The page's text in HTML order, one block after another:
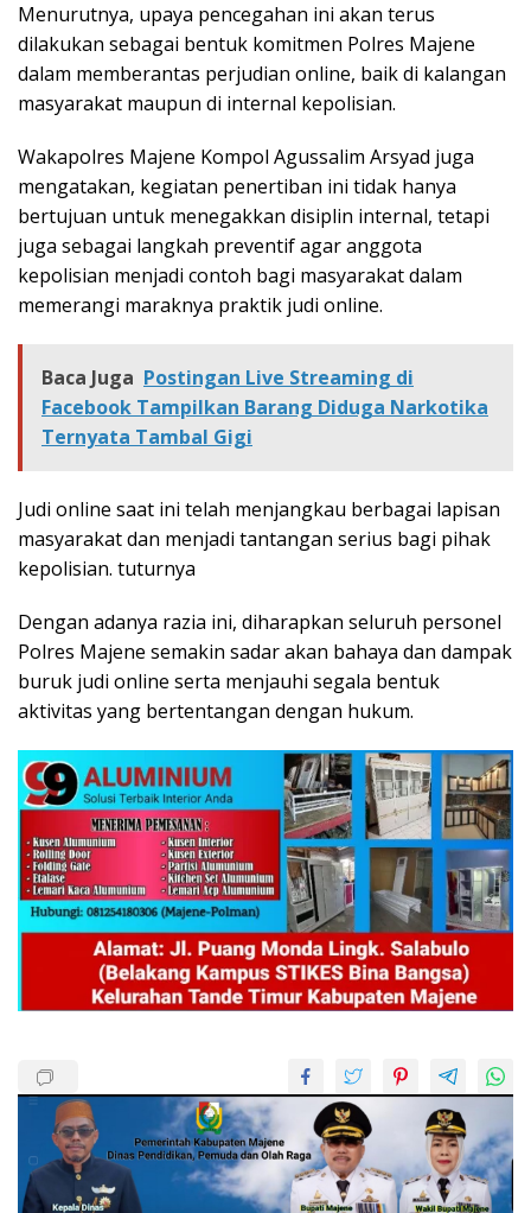
Menurutnya, upaya pencegahan ini akan terus
dilakukan sebagai bentuk komitmen Polres Majene
dalam memberantas perjudian online, baik di kalangan
masyarakat maupun di internal kepolisian.
Wakapolres Majene Kompol Agussalim Arsyad juga
mengatakan, kegiatan penertiban ini tidak hanya
bertujuan untuk menegakkan disiplin internal, tetapi
juga sebagai langkah preventif agar anggota
kepolisian menjadi contoh bagi masyarakat dalam
memerangi maraknya praktik judi online.
Baca Juga Postingan Live Streaming di
Facebook Tampilkan Barang Diduga Narkotika
Ternyata Tambal Gigi
Judi online saat ini telah menjangkau berbagai lapisan
masyarakat dan menjadi tantangan serius bagi pihak
kepolisian. tuturnya
Dengan adanya razia ini, diharapkan seluruh personel
Polres Majene semakin sadar akan bahaya dan dampak
buruk judi online serta menjauhi segala bentuk
aktivitas yang bertentangan dengan hukum.